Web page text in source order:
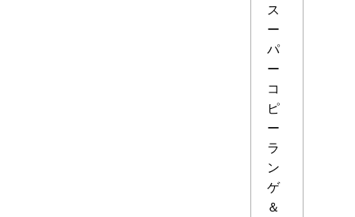
ス
ー
パ
ー
コ
ピ
ー
ラ
ン
ゲ
＆